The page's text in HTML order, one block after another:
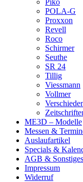
Piko
POLA-G
Proxxon
Revell
Roco
Schirmer
Seuthe
SR 24
Tillig
Viessmann
Vollmer
ME3D – Modelle
Messen &
Auslaufartikel
Specials &
AGB & Sonstiges
Impressum
Widerruf